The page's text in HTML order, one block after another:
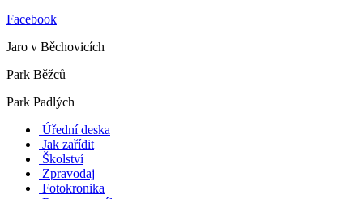
Facebook
Jaro v Běchovicích
Park Běžců
Park Padlých
Úřední deska
Jak zařídit
Školství
Zpravodaj
Fotokronika